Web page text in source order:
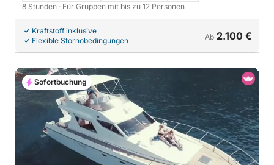
8 Stunden · Für Gruppen mit bis zu 12 Personen
Kraftstoff inklusive
Flexible Stornobedingungen
Ab 2.100 €
Sofortbuchung